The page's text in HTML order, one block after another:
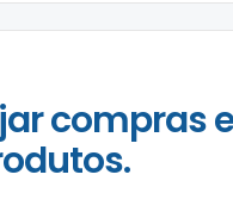
compras e